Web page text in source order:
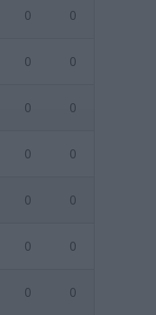
0 0
0 0
0 0
0 0
0 0
0 0
0 0